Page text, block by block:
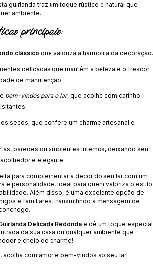
guirlanda traz um toque rústico e natural que
ambiente.
principais:
clássico que valoriza a harmonia da decoração.
delicadas que mantêm a beleza e o frescor
de manutenção.
bem-vindos para o lar, que acolhe com carinho
secos, que confere um charme artesanal e
paredes ou ambientes internos, deixando seu
e elegante.
para complementar a decor do seu lar com um
e personalidade, ideal para quem valoriza o estilo
Além disso, é uma excelente opção de
e familiares, transmitindo a mensagem de
Delicada Redonda e dê um toque especial
da sua casa ou qualquer ambiente que
e cheio de charme!
acolha com amor e bem-vindos ao seu lar!